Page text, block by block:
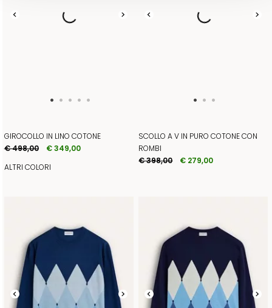
GIROCOLLO IN LINO COTONE
€ 498,00
€ 349,00
ALTRI COLORI
SCOLLO A V IN PURO COTONE CON
ROMBI
€ 398,00
€ 279,00